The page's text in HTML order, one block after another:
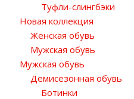
Туфли-слингбэки
Новая коллекция
Женская обувь
Мужская обувь
Мужская обувь
Демисезонная обувь
Ботинки